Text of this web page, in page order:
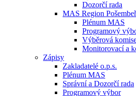
Dozorčí rada
MAS Region
Plénum MAS
Programový
Výběrová
Monitorovací a
Zápisy
Zakladatelé o.p.s.
Plénum MAS
Správní a Dozorčí rada
Programový výbor